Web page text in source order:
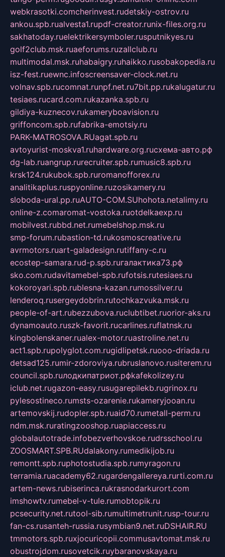
webkrasotki.comcherinvest.rudetskiy-ostrov.ru
ankou.spb.rualvesta1.rupdf-creator.runix-files.org.ru
sakhatoday.ruelektrikersymboler.rusputnikyes.ru
golf2club.msk.ruaeforums.ruzallclub.ru
multimodal.msk.ruhabaigry.ruhaikko.rusobakopedia.ru
isz-fest.ruewnc.infoscreensaver-clock.net.ru
volnav.spb.rucomnat.runpf.net.ru7bit.pp.rukalugatur.ru
tesiaes.rucard.com.rukazanka.spb.ru
gildiya-kuznecov.rukameryboavision.ru
griffoncom.spb.rufabrika-emotsiy.ru
PARK-MATROSOVA.RUagat.spb.ru
avtoyurist-moskva1.ruhardware.org.ruсхема-авто.рф
dg-lab.ruangrup.rurecruiter.spb.rumusic8.spb.ru
krsk124.rukubok.spb.ruromanofforex.ru
analitikaplus.ruspyonline.ruzosikamery.ru
sloboda-ural.pp.ruAUTO-COM.SUhohota.netalimy.ru
online-z.comaromat-vostoka.ruotdelkaexp.ru
mobilvest.rubbd.net.rumebelshop.msk.ru
smp-forum.rubastion-td.rukosmoscreative.ru
avrmotors.ruart-galadesign.rutiffany-c.ru
ecostep-samara.rud-p.spb.ruгалактика73.рф
sko.com.rudavitamebel-spb.rufotsis.rutesiaes.ru
kokoroyari.spb.rublesna-kazan.rumossilver.ru
lenderoq.rusergeydobrin.rutochkazvuka.msk.ru
people-of-art.rubezzubova.ruclubtibet.ruorior-aks.ru
dynamoauto.ruszk-favorit.rucarlines.ruflatnsk.ru
kingbolenskaner.rualex-motor.ruastroline.net.ru
act1.spb.rupolyglot.com.rugidlipetsk.ruooo-driada.ru
detsad125.rumir-zdoroviya.rubruslanovo.rusiterem.ru
council.spb.ruлодкипатриот.рфkafekolizey.ru
iclub.net.rugazon-easy.rusugarepilekb.rugrinox.ru
pylesostineco.rumsts-ozarenie.rukameryjooan.ru
artemovskij.rudopler.spb.ruaid70.rumetall-perm.ru
ndm.msk.ruratingzooshop.ruapiaccess.ru
globalautotrade.infobezverhovskoe.rudrsschool.ru
ZOOSMART.SPB.RUdalakony.rumedikijob.ru
remontt.spb.ruphotostudia.spb.rumyragon.ru
terramia.ruacademy62.rugardengallereya.rurti.com.ru
artem-news.rubiserinca.rukrasnodarkurort.com
imshowtv.rumebel-v-tule.rumobtopik.ru
pcsecurity.net.rutool-sib.rumultimetrunit.rusp-tour.ru
fan-cs.rusanteh-russia.rusymbian9.net.ruDSHAIR.RU
tmmotors.spb.ruxjocuricopii.commusavtomat.msk.ru
obustrojdom.rusovetcik.ruybaranovskaya.ru